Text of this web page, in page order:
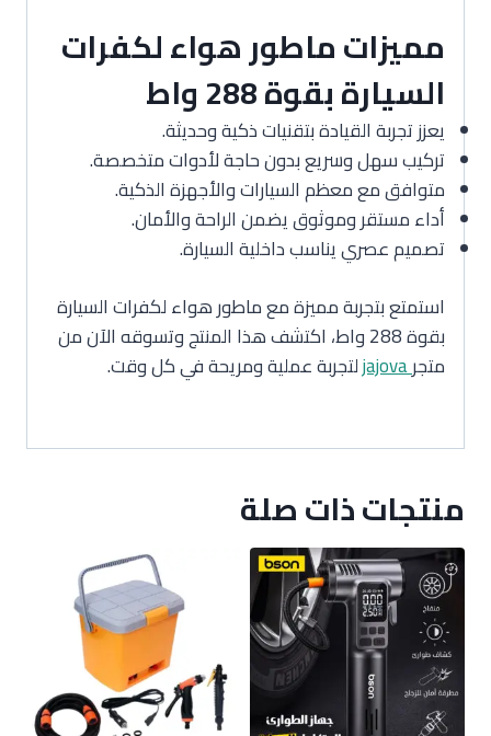
مميزات ماطور هواء لكفرات
السيارة بقوة 288 واط
يعزز تجربة القيادة بتقنيات ذكية وحديثة.
تركيب سهل وسريع بدون حاجة لأدوات متخصصة.
متوافق مع معظم السيارات والأجهزة الذكية.
أداء مستقر وموثوق يضمن الراحة والأمان.
تصميم عصري يناسب داخلية السيارة.
استمتع بتجربة مميزة مع ماطور هواء لكفرات السيارة
بقوة 288 واط، اكتشف هذا المنتج وتسوقه الآن من
متجرjajova لتجربة عملية ومريحة في كل وقت.
منتجات ذات صلة